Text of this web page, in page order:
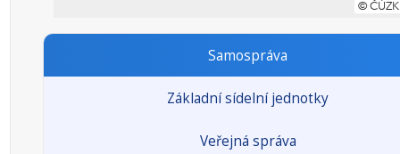
Samospráva
Základní sídelní jednotky
Veřejná správa